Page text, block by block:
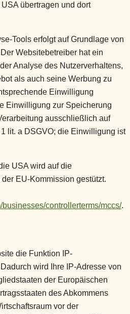
übertragen und dort
Tools erfolgt auf Grundlage von
Websitebetreiber hat ein
Analyse des Nutzerverhaltens,
als auch seine Werbung zu
Einwilligung
Einwilligung zur Speicherung
ausschließlich auf
lit. a DSGVO; die Einwilligung ist
USA wird auf die
EU-Kommission gestützt.
businesses/controllerterms/mccs/.
die Funktion IP-
wird Ihre IP-Adresse von
der Europäischen
des Abkommens
vor der